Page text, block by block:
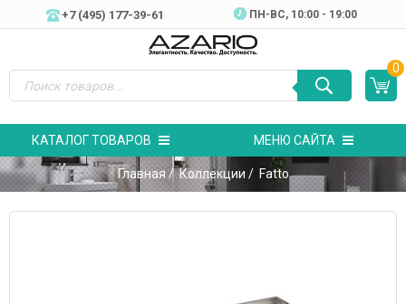
+7 (495) 177-39-61 ПН-ВC, 10:00 - 19:00
0
КАТАЛОГ ТОВАРОВ МЕНЮ САЙТА
Главная/Коллекции / Fatto